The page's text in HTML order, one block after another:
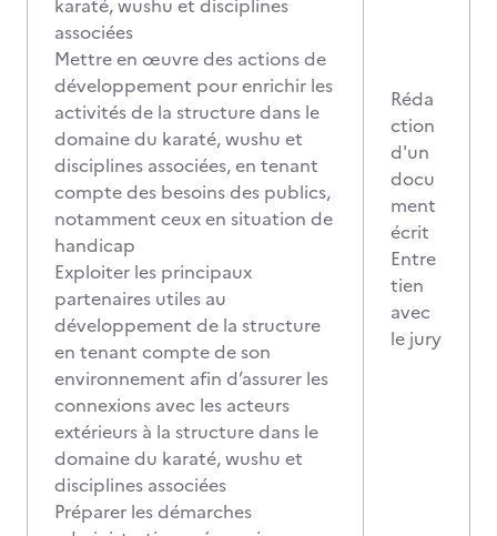
karaté, wushu et disciplines
associées
Mettre en œuvre des actions de
développement pour enrichir les
activités de la structure dans le
domaine du karaté, wushu et
disciplines associées, en tenant
compte des besoins des publics,
notamment ceux en situation de
handicap
Exploiter les principaux
partenaires utiles au
développement de la structure
en tenant compte de son
environnement afin d’assurer les
connexions avec les acteurs
extérieurs à la structure dans le
domaine du karaté, wushu et
disciplines associées
Préparer les démarches
Réda
ction
d'un
docu
ment
écrit
Entre
tien
avec
le jury